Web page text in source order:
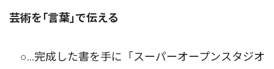
芸術を｢言葉｣で伝える
○…完成した書を手に「スーパーオープンスタジオ